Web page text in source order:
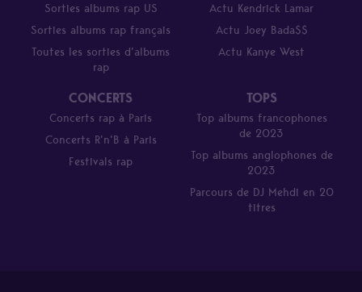
Sorties albums rap US
Sorties albums rap français
Toutes les sorties d’albums
rap
Actu Kendrick Lamar
Actu Joey Bada$$
Actu Kanye West
CONCERTS
Concerts rap à Paris
Concerts R’n’B à Paris
Festivals rap
TOPS
Top albums francophones
de 2023
Top albums anglophones de
2023
Parcours de DJ Mehdi en 20
titres